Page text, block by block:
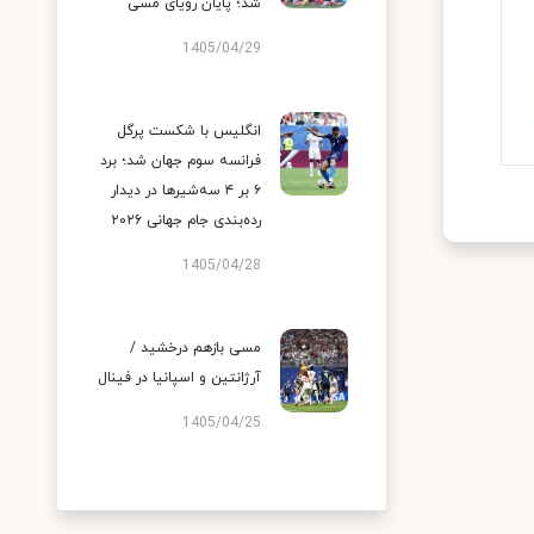
1405/04/29
انگلیس با شکست پرگل
فرانسه سوم جهان شد؛ برد
۶ بر ۴ سه‌شیرها در دیدار
رده‌بندی جام جهانی ۲۰۲۶
1405/04/28
مسی بازهم درخشید /
آرژانتین و اسپانیا در فینال
1405/04/25